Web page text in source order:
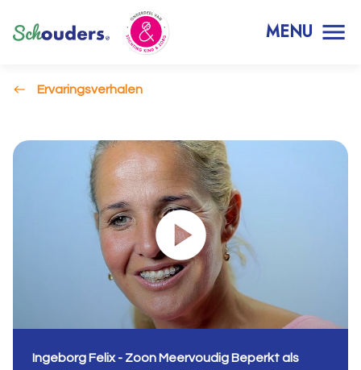
MENU
Ervaringsverhalen
Ingeborg Felix - Zoon Meervoudig Beperkt als